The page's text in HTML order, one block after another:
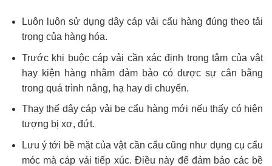
Luôn luôn sử dụng dây cáp vải cẩu hàng đúng theo tải
trọng của hàng hóa.
Trước khi buộc cáp vải cần xác định trọng tâm của vật
hay kiện hàng nhằm đảm bảo có được sự cân bằng
trong quá trình nâng, hạ hay di chuyển.
Thay thế dây cáp vải bẹ cẩu hàng mới nếu thấy có hiện
tượng bị xơ, đứt.
Lưu ý tới bề mặt của vật cần cẩu cũng như dụng cụ cẩu
móc mà cáp vải tiếp xúc. Điều này để đảm bảo các bề